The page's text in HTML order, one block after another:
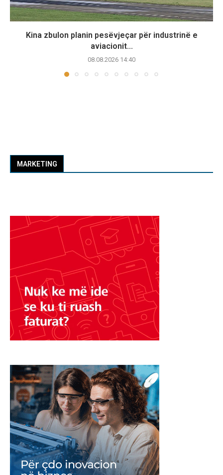
Kina zbulon planin pesëvjeçar për industrinë e
aviacionit...
08.08.2026 14:40
MARKETING